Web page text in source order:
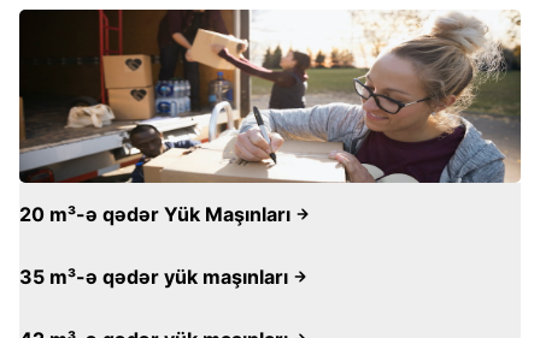
20 m³-ə qədər Yük Maşınları
35 m³-ə qədər yük maşınları